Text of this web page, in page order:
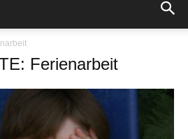
Ferienarbeit